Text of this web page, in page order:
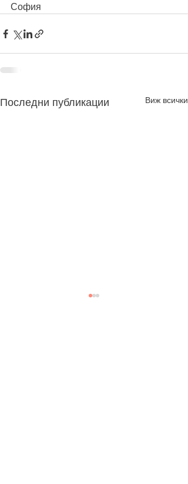
София
Последни публикации Виж всички